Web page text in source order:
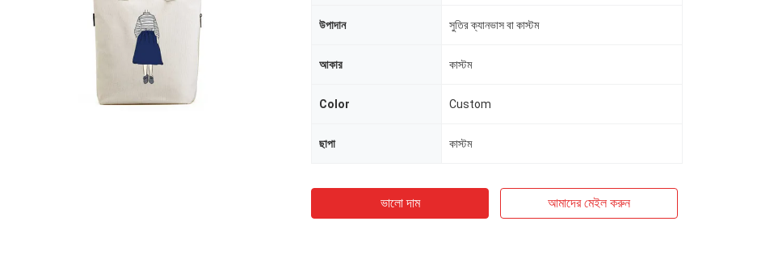
উপাদান সুতির ক্যানভাস বা কাস্টম
আকার কাস্টম
Color Custom
ছাপা কাস্টম
ভালো দাম আমাদের মেইল ​​করুন